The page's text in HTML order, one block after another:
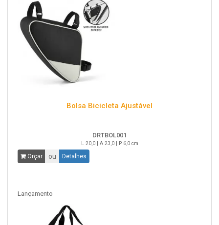
Bolsa Bicicleta Ajustável
DRTBOL001
L 20,0 | A 23,0 | P 6,0 cm
Orçar ou Detalhes
Lançamento